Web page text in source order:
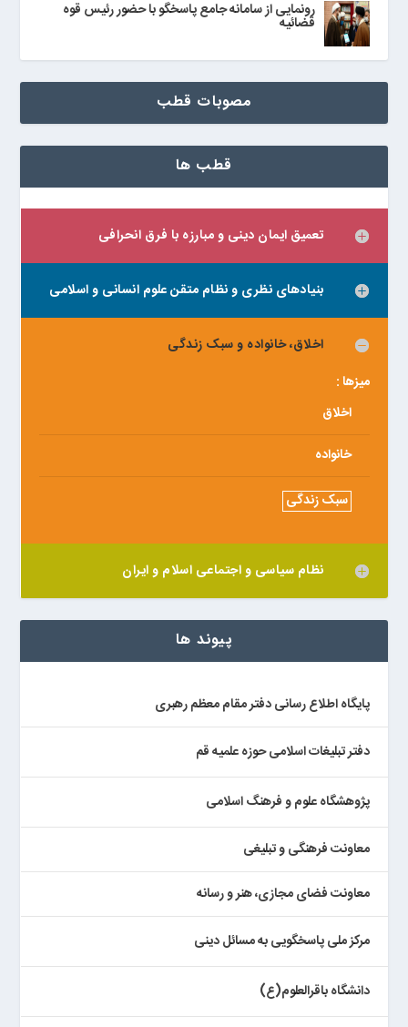
رونمایی از سامانه جامع پاسخگو با حضور رئیس قوه
قضائیه
مصوبات قطب
قطب ها
تعمیق ایمان دینی و مبارزه با فرق انحرافی
بنیادهای نظری و نظام متقن علوم انسانی و اسلامی
اخلاق، خانواده و سبک زندگی
میزها :
اخلاق
خانواده
سبک زندگی
نظام سیاسی و اجتماعی اسلام و ایران
پیوند ها
پایگاه اطلاع رسانی دفتر مقام معظم رهبری
دفتر تبلیغات اسلامی حوزه علمیه قم
پژوهشگاه علوم و فرهنگ اسلامی
معاونت فرهنگی و تبلیغی
معاونت فضای مجازی، هنر و رسانه
مرکز ملی پاسخگویی به مسائل دینی
دانشگاه باقرالعلوم(ع)